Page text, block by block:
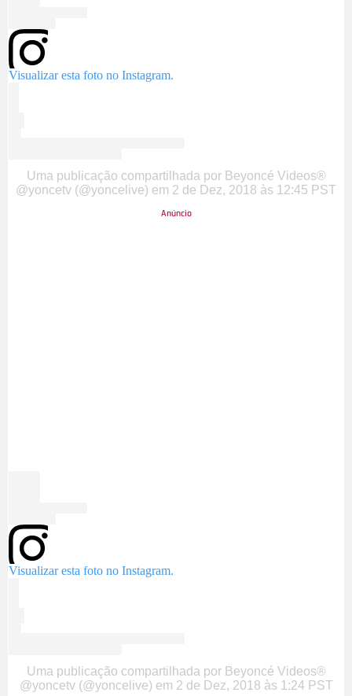
Visualizar esta foto no Instagram.
Uma publicação compartilhada por Beyoncé Videos®
@yoncetv (@yoncelive) em 2 de Dez, 2018 às 12:45 PST
Visualizar esta foto no Instagram.
Uma publicação compartilhada por Beyoncé Videos®
@yoncetv (@yoncelive) em 2 de Dez, 2018 às 1:24 PST